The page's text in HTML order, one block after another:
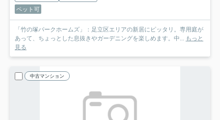
ペット可
「竹の塚パークホームズ」：足立区エリアの新居にピッタリ。専用庭が
あって、ちょっとした息抜きやガーデニングを楽しめます。中... もっと
見る
中古マンション